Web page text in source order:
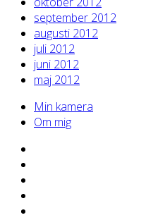
september 2012
augusti 2012
juli 2012
juni 2012
maj 2012
Min kamera
Om mig